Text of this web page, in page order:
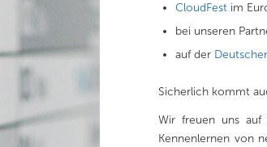
CloudFest im
bei unseren
auf der
Sicherlich kommt
Wir freuen uns auf
Kennenlernen von